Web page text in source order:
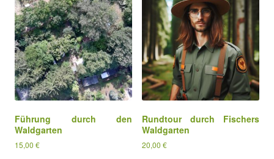
Führung durch den
Waldgarten
15,00 €
Rundtour durch Fischers
Waldgarten
20,00 €